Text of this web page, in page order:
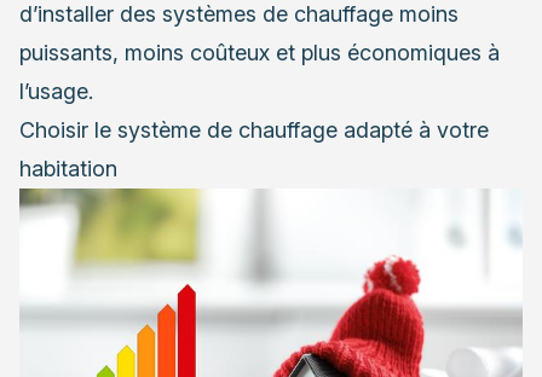
d’installer des systèmes de chauffage moins
puissants, moins coûteux et plus économiques à
l’usage.
Choisir le système de chauffage adapté à votre
habitation